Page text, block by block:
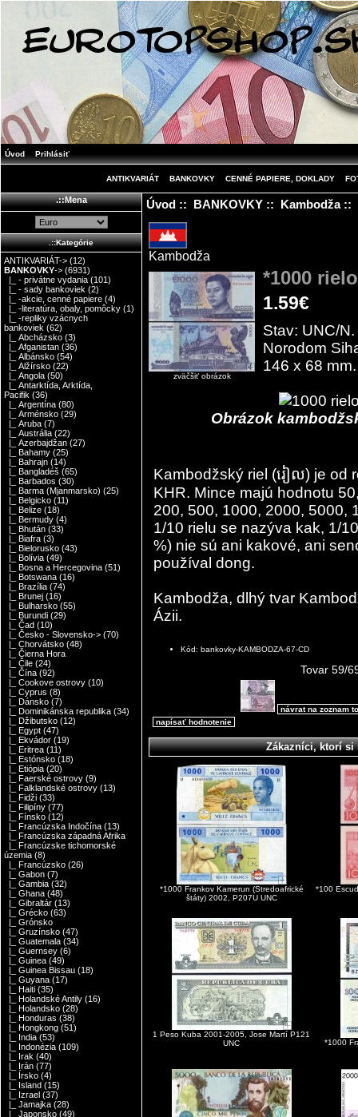
Úvod Prihlásiť
ANTIKVARIÁT BANKOVKY CENNÉ PAPIERE, DOKLADY
.::Mena
.::Kategórie
ANTIKVARIÁT-> (12)
BANKOVKY-> (6931)
|_ - privátne vydania (101)
|_ - sady bankoviek (2)
|_ -akcie, cenné papiere (4)
|_ -literatúra, obaly, pomôcky (1)
|_ -repliky vzácnych
bankoviek (62)
|_ Abcházsko (3)
|_ Afganistan (36)
|_ Albánsko (54)
|_ Alžírsko (22)
|_ Angola (50)
|_ Antarktída, Arktída,
Pacifik (36)
|_ Argentína (80)
|_ Arménsko (29)
|_ Aruba (7)
|_ Austrália (22)
|_ Azerbajdžan (27)
|_ Bahamy (25)
|_ Bahrajn (14)
|_ Bangladéš (65)
|_ Barbados (30)
|_ Barma (Mjanmarsko) (25)
|_ Belgicko (11)
|_ Belize (18)
|_ Bermudy (4)
|_ Bhután (33)
|_ Biafra (3)
|_ Bielorusko (43)
|_ Bolívia (49)
|_ Bosna a Hercegovina (51)
|_ Botswana (16)
|_ Brazília (74)
|_ Brunej (16)
|_ Bulharsko (55)
|_ Burundi (29)
|_ Čad (10)
|_ Česko - Slovensko-> (70)
|_ Chorvátsko (48)
|_ Čierna Hora
|_ Čile (24)
|_ Čína (92)
|_ Cookove ostrovy (10)
|_ Cyprus (8)
|_ Dánsko (7)
|_ Dominikánska republika (34)
|_ Džibutsko (12)
|_ Egypt (47)
|_ Ekvádor (19)
|_ Eritrea (11)
|_ Estónsko (18)
|_ Etiópia (20)
|_ Faerské ostrovy (9)
|_ Falklandské ostrovy (13)
|_ Fidži (33)
|_ Filipíny (77)
|_ Fínsko (12)
|_ Francúzska Indočína (13)
|_ Francúzska západná Afrika
|_ Francúzske tichomorské
územia (8)
|_ Francúzsko (26)
|_ Gabon (7)
|_ Gambia (32)
|_ Ghana (48)
|_ Gibraltár (13)
|_ Grécko (63)
|_ Grónsko
|_ Gruzínsko (47)
|_ Guatemala (34)
|_ Guernsey (6)
|_ Guinea (49)
|_ Guinea Bissau (18)
|_ Guyana (17)
|_ Haiti (35)
|_ Holandské Antily (16)
|_ Holandsko (28)
|_ Honduras (38)
|_ Hongkong (51)
|_ India (53)
|_ Indonézia (109)
|_ Irak (40)
|_ Irán (77)
|_ Írsko (4)
|_ Island (15)
|_ Izrael (37)
|_ Jamajka (28)
|_ Japonsko (49)
Úvod:: BANKOVKY:: Kambodža::
Kambodža
zväčšiť obrázok
*1000
1.59€
Stav: UNC/
Norodom
146 x 68
Obrázok
Kambodžský riel (រៀល) je od
KHR. Mince majú hodnotu
200, 500, 1000, 2000, 5000,
1/10 rielu se nazýva kak, 1/
%) nie sú ani kakové, ani
používal dong.
Kambodža, dlhý tvar
Ázii.
Kód: bankovky-KAMBODZA-67-CD
Tovar 59/
návrat na zoznam
napísať hodnotenie
Zákazníci, ktorí si
*1000 Frankov Kamerun (Stredoafrické
štáty) 2002, P207U UNC
*100
1 Peso Kuba 2001-2005, Jose Martí P121
UNC
*1000